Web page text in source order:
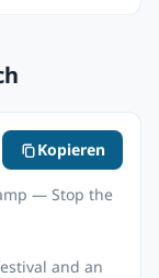
Kopieren
— Stop the
and an